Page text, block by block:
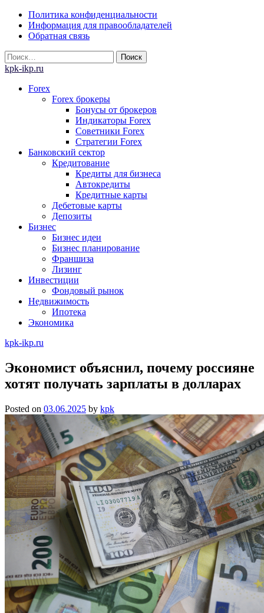
Skip
content
Политика конфиденциальности
Информация для правообладателей
Обратная связь
Найти:
kpk-ikp.ru
Forex
Forex брокеры
Бонусы от брокеров
Индикаторы Forex
Советники Forex
Стратегии Forex
Банковский сектор
Кредитование
Кредиты для бизнеса
Автокредиты
Кредитные карты
Дебетовые карты
Депозиты
Бизнес
Бизнес идеи
Бизнес планирование
Франшиза
Лизинг
Инвестиции
Фондовый рынок
Недвижимость
Ипотека
Экономика
kpk-ikp.ru
Экономист объяснил, почему россияне
хотят получать зарплаты в долларах
Posted on 03.06.2025 by kpk